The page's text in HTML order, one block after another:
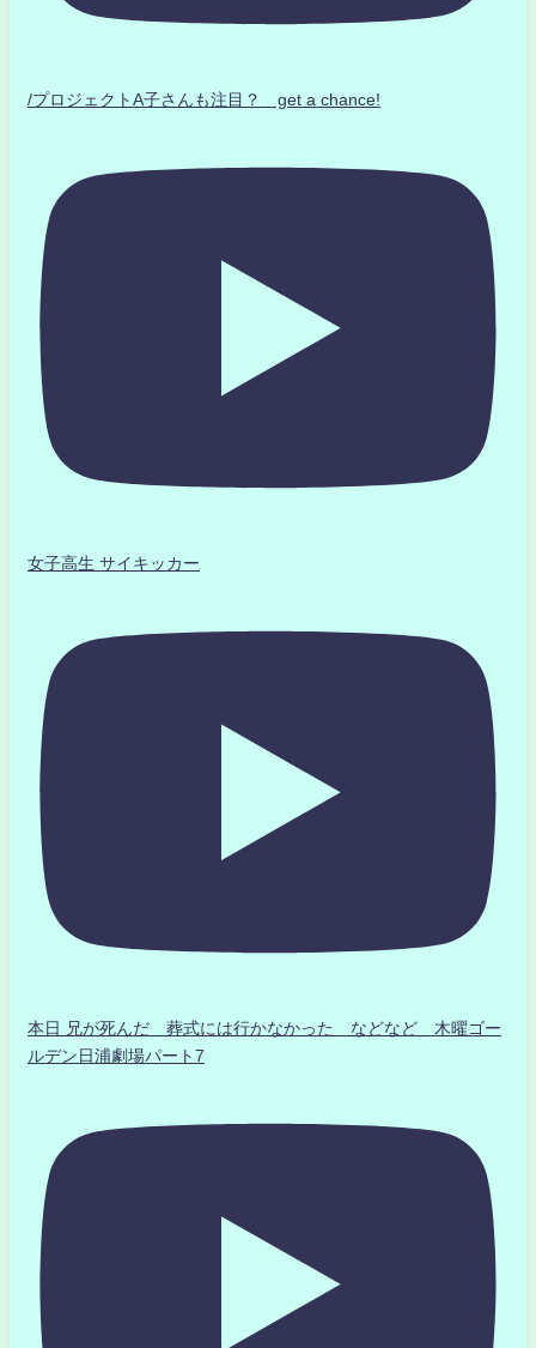
/プロジェクトA子さんも注目？ get a chance!
女子高生 サイキッカー
本日 兄が死んだ 葬式には行かなかった などなど 木曜ゴー
ルデン日浦劇場パート7